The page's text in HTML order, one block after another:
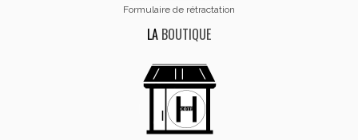
Formulaire de rétractation
LA BOUTIQUE